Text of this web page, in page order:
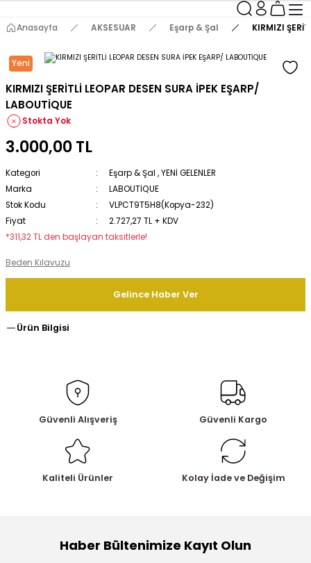
Anasayfa AKSESUAR Eşarp & Şal KIRMIZI
Yeni
KIRMIZI ŞERİTLİ LEOPAR DESEN SURA İPEK EŞARP/
LABOUTİQUE
Stokta Yok
3.000,00 TL
Kategori Eşarp & Şal ,YENİ GELENLER
Marka
LABOUTİQUE
Stok Kodu
VLPCT9T5H8(Kopya-232)
Fiyat
2.727,27 TL + KDV
*311,32 TL den başlayan taksitlerle!
Beden Kılavuzu
Gelince Haber Ver
Ürün Bilgisi
Güvenli Alışveriş Güvenli Kargo
Kaliteli Ürünler Kolay İade ve Değişim
Haber Bültenimize Kayıt Olun